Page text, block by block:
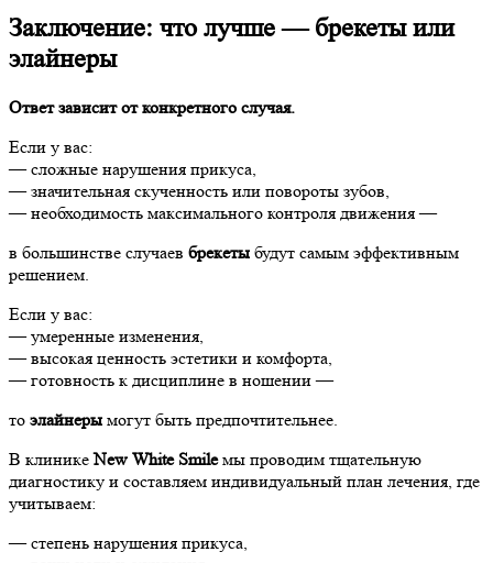
Заключение: что лучше — брекеты или
элайнеры
Ответ зависит от конкретного случая.
Если у вас:
— сложные нарушения прикуса,
— значительная скученность или повороты зубов,
— необходимость максимального контроля движения —
в большинстве случаев брекеты будут самым эффективным
решением.
Если у вас:
— умеренные изменения,
— высокая ценность эстетики и комфорта,
— готовность к дисциплине в ношении —
то элайнеры могут быть предпочтительнее.
В клиникеNew White Smileмы проводим тщательную
диагностику и составляем индивидуальный план лечения, где
учитываем:
— степень нарушения прикуса,